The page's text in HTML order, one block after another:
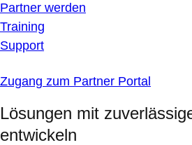
Partner werden
Training
Support
Zugang zum Partner Portal
Lösungen mit
entwickeln